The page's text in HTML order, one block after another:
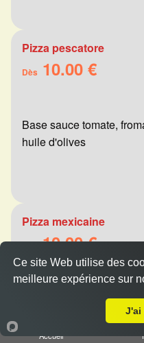
Pizza pescatore
Dès 10.00 €
Base sauce tomate,
huile d'olives
Pizza mexicaine
Dès10.00 €
Base sauce tomate,
merguez, champignons,
Accueil
Ce site Web utilise des
meilleure expérience sur
J'ai